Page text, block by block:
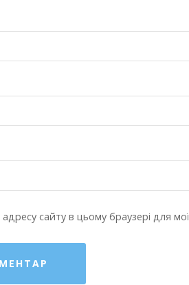
сайту в цьому браузері для